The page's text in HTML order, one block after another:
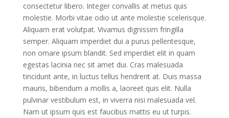
consectetur libero. Integer convallis at metus quis
molestie. Morbi vitae odio ut ante molestie scelerisque.
Aliquam erat volutpat. Vivamus dignissim fringilla
semper. Aliquam imperdiet dui a purus pellentesque,
non ornare ipsum blandit. Sed imperdiet elit in quam
egestas lacinia nec sit amet dui. Cras malesuada
tincidunt ante, in luctus tellus hendrerit at. Duis massa
mauris, bibendum a mollis a, laoreet quis elit. Nulla
pulvinar vestibulum est, in viverra nisi malesuada vel.
Nam ut ipsum quis est faucibus mattis eu ut turpis.